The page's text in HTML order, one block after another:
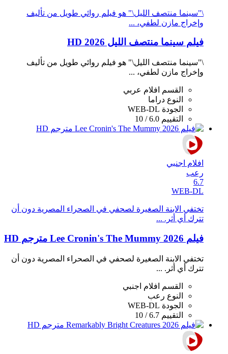
\"سينما منتصف الليل\" هو فيلم روائي طويل من تأليف
وإخراج مازن لطفي، ...
فيلم سينما منتصف الليل 2026 HD
\"سينما منتصف الليل\" هو فيلم روائي طويل من تأليف
وإخراج مازن لطفي، ...
القسم
افلام عربي
النوع دراما
الجودة WEB-DL
التقييم 6.0 / 10
افلام اجنبي
رعب
6.7
WEB-DL
تختفي الابنة الصغيرة لصحفي في الصحراء المصرية دون أن
تترك أي أثر. ...
فيلم Lee Cronin's The Mummy 2026 مترجم HD
تختفي الابنة الصغيرة لصحفي في الصحراء المصرية دون أن
تترك أي أثر. ...
القسم
افلام اجنبي
النوع رعب
الجودة WEB-DL
التقييم 6.7 / 10